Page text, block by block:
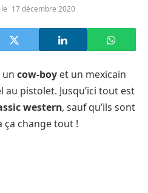
17 décembre 2020
un cow-boy et un mexicain
au pistolet. Jusqu’ici tout est
western, sauf qu’ils sont
ça change tout !